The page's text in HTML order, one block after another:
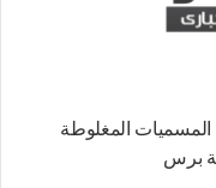
المغلوطة
برس